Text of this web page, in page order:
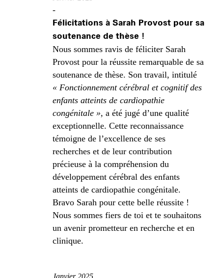
-
Félicitations à Sarah Provost pour sa
soutenance de thèse !
Nous sommes ravis de féliciter Sarah
Provost pour la réussite remarquable de sa
soutenance de thèse. Son travail, intitulé
« Fonctionnement cérébral et cognitif des
enfants atteints de cardiopathie
congénitale », a été jugé d’une qualité
exceptionnelle. Cette reconnaissance
témoigne de l’excellence de ses
recherches et de leur contribution
précieuse à la compréhension du
développement cérébral des enfants
atteints de cardiopathie congénitale.
Bravo Sarah pour cette belle réussite !
Nous sommes fiers de toi et te souhaitons
un avenir prometteur en recherche et en
clinique.
Janvier 2025